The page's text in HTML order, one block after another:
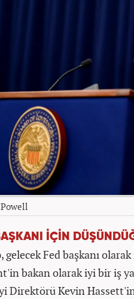
İÇİN
gelecek Fed başkanı
bakan olarak iyi bir iş
Direktörü Kevin